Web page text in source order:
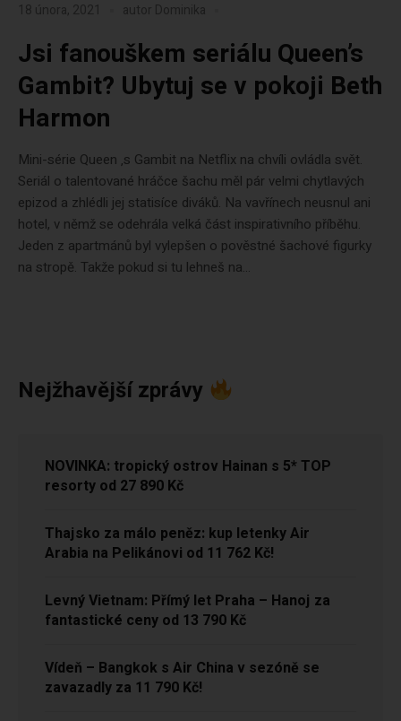
18 února, 2021 autor Dominika
Jsi fanouškem seriálu Queen’s
Gambit? Ubytuj se v pokoji Beth
Harmon
Mini-série Queen ‚s Gambit na Netflix na chvíli ovládla svět.
Seriál o talentované hráčce šachu měl pár velmi chytlavých
epizod a zhlédli jej statisíce diváků. Na vavřínech neusnul ani
hotel, v němž se odehrála velká část inspirativního příběhu.
Jeden z apartmánů byl vylepšen o pověstné šachové figurky
na stropě. Takže pokud si tu lehneš na...
Nejžhavější zprávy
NOVINKA: tropický ostrov Hainan s 5* TOP
resorty od 27 890 Kč
Thajsko za málo peněz: kup letenky Air
Arabia na Pelikánovi od 11 762 Kč!
Levný Vietnam: Přímý let Praha – Hanoj za
fantastické ceny od 13 790 Kč
Vídeň – Bangkok s Air China v sezóně se
zavazadly za 11 790 Kč!